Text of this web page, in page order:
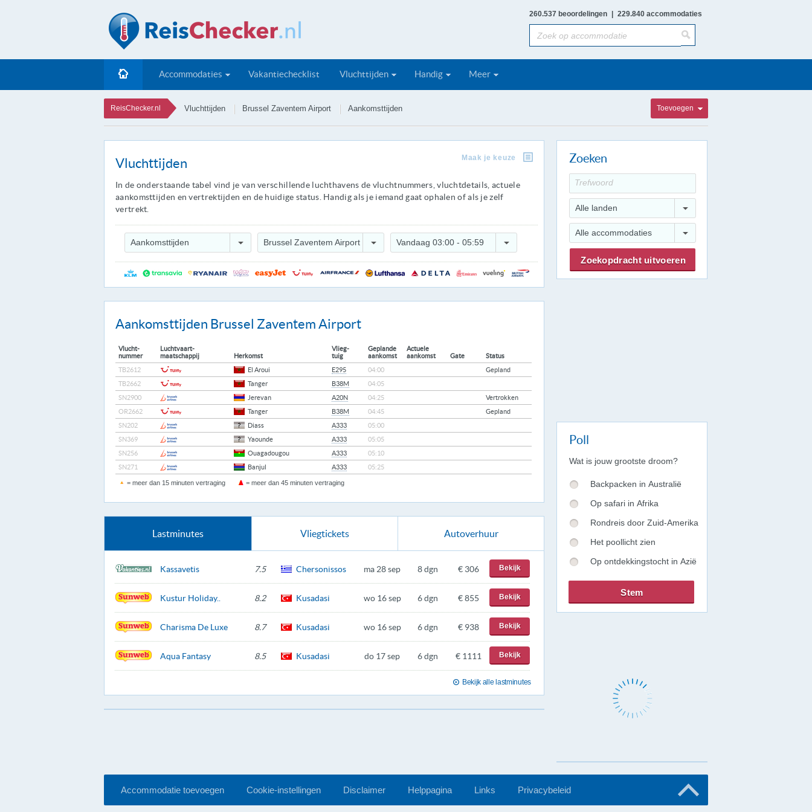
260.537 beoordelingen 229.840 accommodaties
Accommodaties Vakantiechecklist Vluchttijden Handig Meer
ReisChecker.nl Vluchttijden Brussel Zaventem Airport Aankomsttijden Toevoegen
Vluchttijden Maak je keuze
In de onderstaande tabel vind je van verschillende luchthavens de vluchtnummers, vluchtdetails, actuele
aankomsttijden en vertrektijden en de huidige status. Handig als je iemand gaat ophalen of als je zelf
vertrekt.
Aankomsttijden Brussel Zaventem Airport Vandaag 03:00 - 05:59
Aankomsttijden Brussel Zaventem Airport
Vlucht-
nummer
Luchtvaart-
maatschappij
Herkomst
Vlieg-
tuig
Geplande
aankomst
Actuele
aankomst
Gate
Status
TB2612
El Aroui E295 04:00
Gepland
TB2662
Tanger B38M
04:05
SN2900
Jerevan A20N 04:25
Vertrokken
OR2662
Tanger B38M 04:45
Gepland
SN202
Diass A333
05:00
SN369
Yaounde A333
05:05
SN256
Ouagadougou A333
05:10
SN271
Banjul A333 05:25
= meer dan 15 minuten vertraging = meer dan 45 minuten vertraging
Lastminutes Vliegtickets Autoverhuur
Kassavetis 7.5 Chersonissos ma 28 sep 8 dgn € 306 Bekijk
Kustur Holiday.. 8.2 Kusadasi wo 16 sep 6 dgn € 855 Bekijk
Charisma De Luxe 8.7 Kusadasi wo 16 sep 6 dgn € 938 Bekijk
Aqua Fantasy 8.5 Kusadasi do 17 sep 6 dgn € 1111 Bekijk
Bekijk alle lastminutes
Zoeken
Alle landen
Alle accommodaties
Poll
Wat is jouw grootste droom?
Backpacken in Australië
Op safari in Afrika
Rondreis door Zuid-Amerika
Het poollicht zien
Op ontdekkingstocht in Azië
Accommodatie toevoegen Cookie-instellingen Disclaimer Helppagina Links Privacybeleid